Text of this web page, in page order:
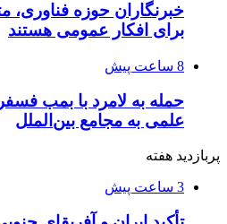
خبرنگاران حوزه فناوری،
برای افکار عمومی هستند
8 ساعت پیش
حمله به لامرد با بمب
علمی به مجامع بین‌الملل
پربازدید هفته
3 ساعت پیش